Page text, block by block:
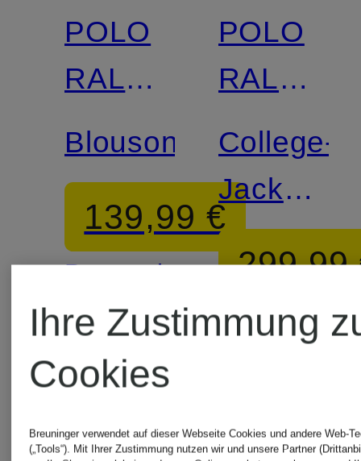
POLO
RALPH
LAUREN
Blouson
139,99 €
Bestpreis:
275 €
POLO
RALPH
LAUREN
College-
Jacke
aus
299,99
Bestpreis:
595 €
Ihre Zustimmung
Cookies
Breuninger verwendet auf dieser Webseite Cookies und andere Web-
(„Tools“). Mit Ihrer Zustimmung nutzen wir und unsere Partner